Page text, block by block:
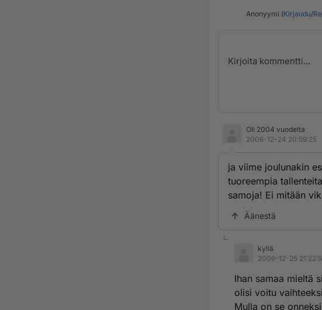
Anonyymi (Kirjaudu/
Oli 2004 vuodelta
2006-12-24 20:59:25
ja viime joulunakin
tuoreempia
samoja! Ei mitään
Äänestä
kyllä
2006-12-25
Ihan samaa mieltä
olisi voitu
Mulla on se